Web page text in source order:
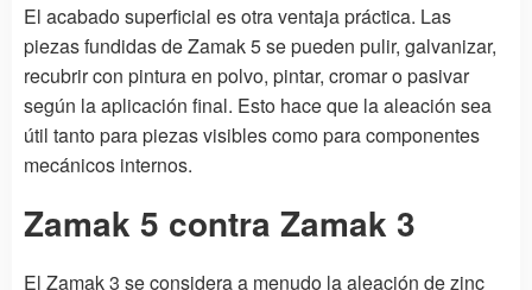
El acabado superficial es otra ventaja práctica. Las
piezas fundidas de Zamak 5 se pueden pulir, galvanizar,
recubrir con pintura en polvo, pintar, cromar o pasivar
según la aplicación final. Esto hace que la aleación sea
útil tanto para piezas visibles como para componentes
mecánicos internos.
Zamak 5 contra Zamak 3
El Zamak 3 se considera a menudo la aleación de zinc